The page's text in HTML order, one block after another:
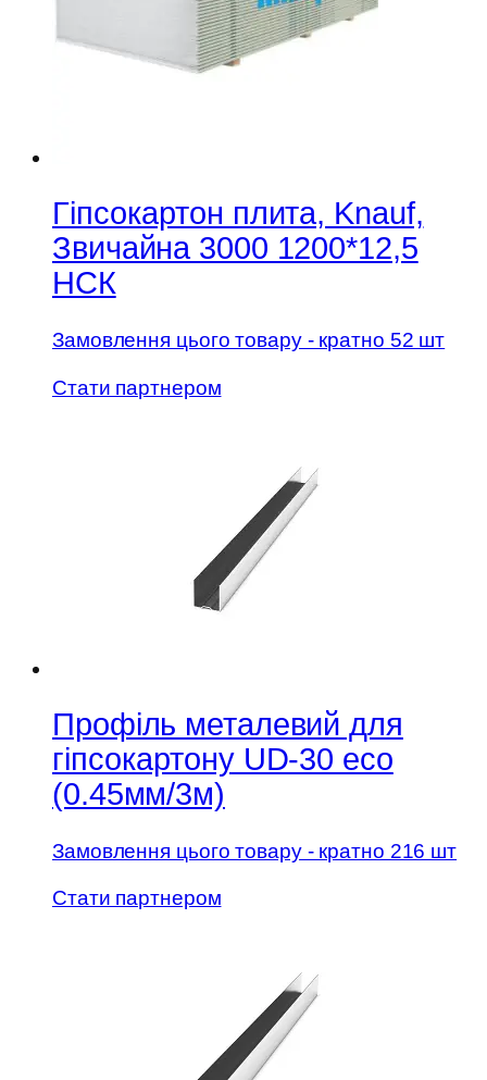
Гіпсокартон плита, Knauf,
Звичайна 3000 1200*12,5
НСК
Замовлення цього товару - кратно 52 шт
Стати партнером
Профіль металевий для
гіпсокартону UD-30 есо
(0.45мм/3м)
Замовлення цього товару - кратно 216 шт
Стати партнером